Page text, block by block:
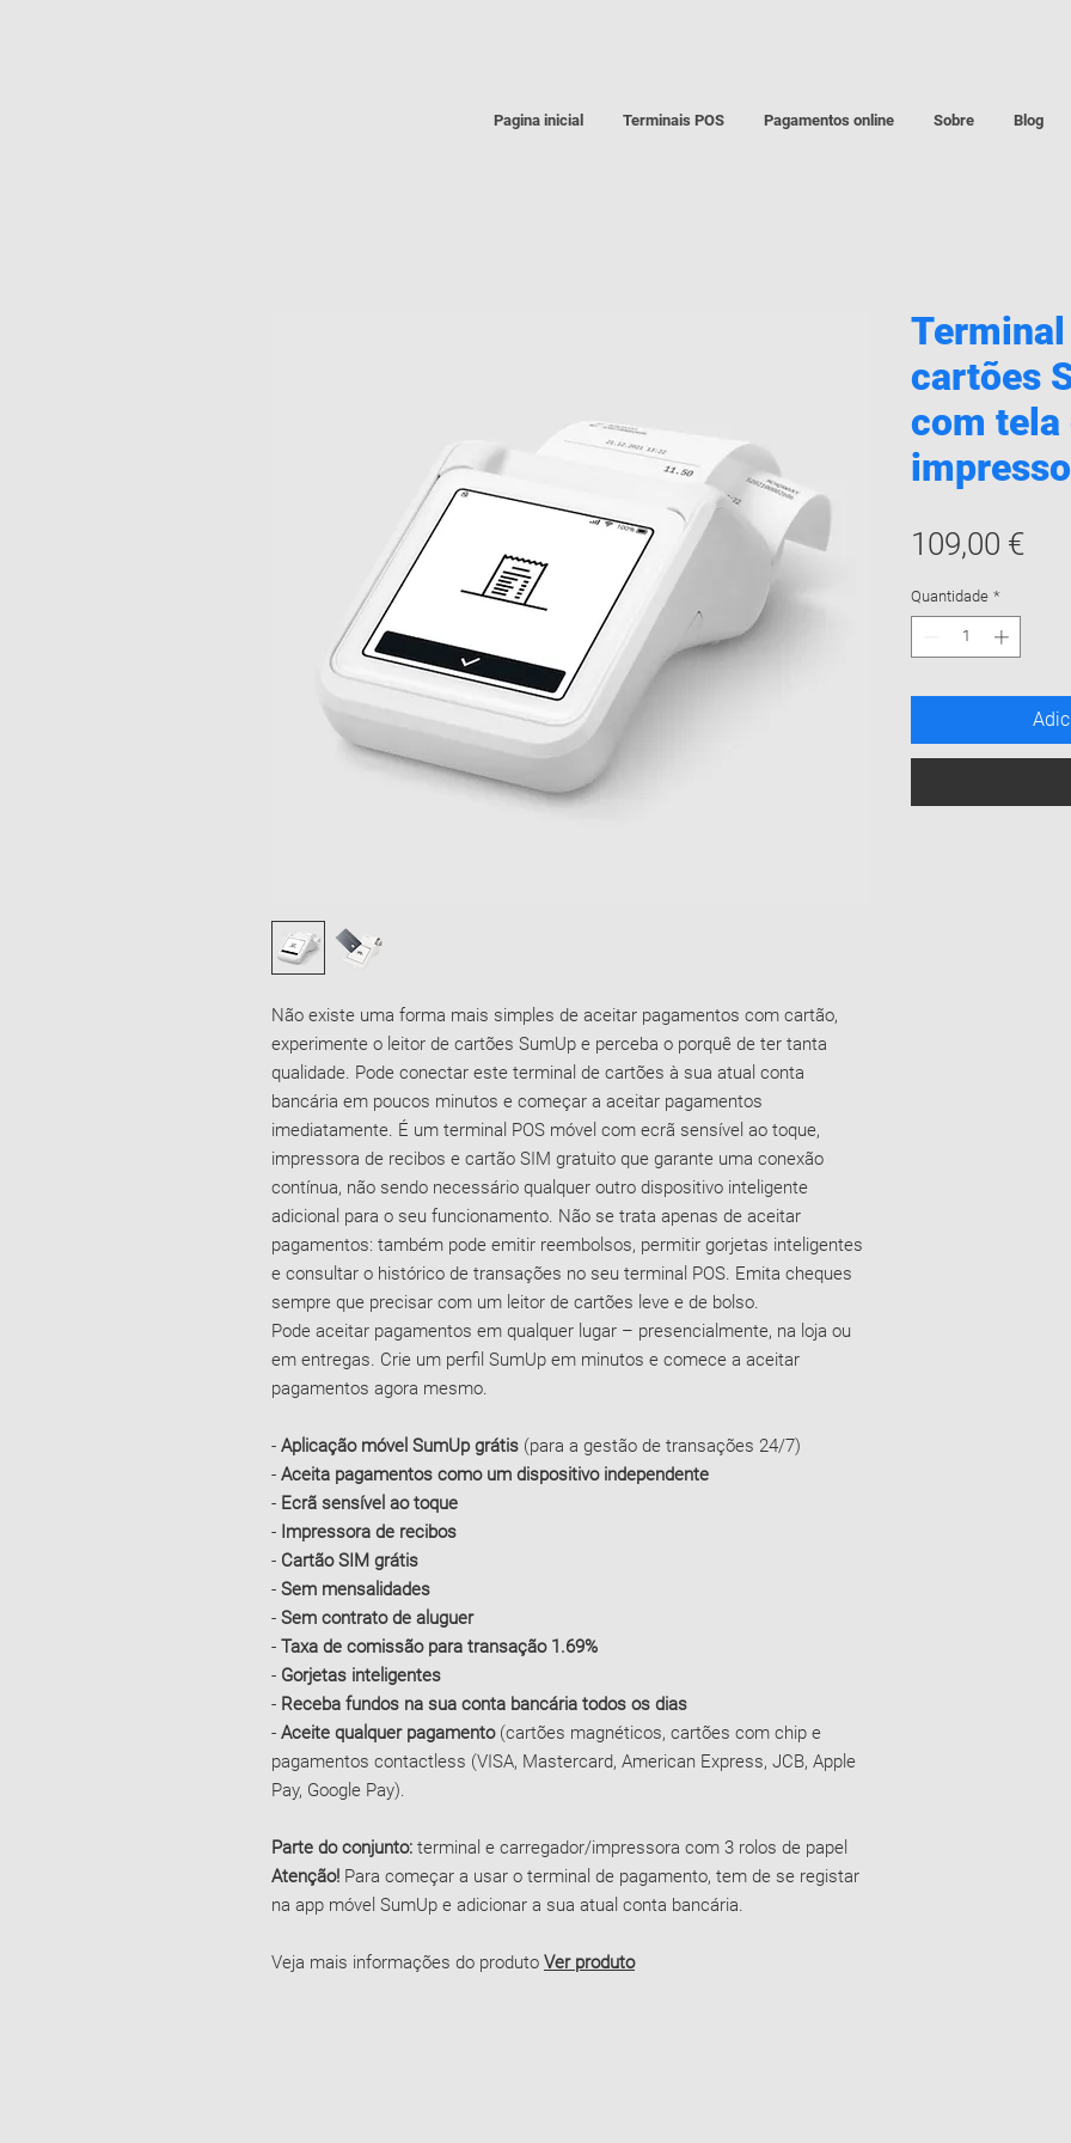
Pagina inicial Terminais POS Pagamentos online Sobre Blog
Não existe uma forma mais simples de aceitar pagamentos com cartão,
experimente o leitor de cartões SumUp e perceba o porquê de ter tanta
qualidade. Pode conectar este terminal de cartões à sua atual conta
bancária em poucos minutos e começar a aceitar pagamentos
imediatamente. É um terminal POS móvel com ecrã sensível ao toque,
impressora de recibos e cartão SIM gratuito que garante uma conexão
contínua, não sendo necessário qualquer outro dispositivo inteligente
adicional para o seu funcionamento. Não se trata apenas de aceitar
pagamentos: também pode emitir reembolsos, permitir gorjetas inteligentes
e consultar o histórico de transações no seu terminal POS. Emita cheques
sempre que precisar com um leitor de cartões leve e de bolso.
Pode aceitar pagamentos em qualquer lugar – presencialmente, na loja ou
em entregas. Crie um perfil SumUp em minutos e comece a aceitar
pagamentos agora mesmo.
- Aplicação móvel SumUp grátis (para a gestão de transações 24/7)
- Aceita pagamentos como um dispositivo independente
- Ecrã sensível ao toque
- Impressora de recibos
- Cartão SIM grátis
- Sem mensalidades
- Sem contrato de aluguer
- Taxa de comissão para transação 1.69%
- Gorjetas inteligentes
- Receba fundos na sua conta bancária todos os dias
- Aceite qualquer pagamento(cartões magnéticos, cartões com chip e
pagamentos contactless (VISA, Mastercard, American Express, JCB, Apple
Pay, Google Pay).
Parte do conjunto: terminal e carregador/impressora com 3 rolos de papel
Atenção! Para começar a usar o terminal de pagamento, tem de se registar
na app móvel SumUp e adicionar a sua atual conta bancária.
Veja mais informações do produto Ver produto
cartões
com tela
109,00 €
Quantidade *